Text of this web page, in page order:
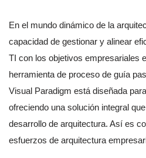
En el mundo dinámico de la
capacidad de gestionar y alinear
TI con los objetivos empresariales
herramienta de proceso de guía
Visual Paradigm está diseñada
ofreciendo una solución integral
desarrollo de arquitectura. Así es
esfuerzos de arquitectura